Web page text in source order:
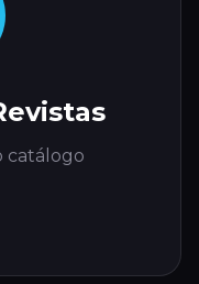
catálogo